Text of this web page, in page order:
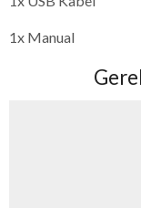
1x Manual